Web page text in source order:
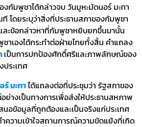
งกัมพูชาได้กล่าวจบ วันมูหะมัดนอร์ มะทา
โดยระบุว่าสิ่งที่ประธานสภาของกัมพูชา
ละข้อกล่าวหาที่กัมพูชาหยิบยกขึ้นมานั้น
าเองได้กระทำต่อฝ่ายไทยทั้งสิ้น คำแถลง
เป็นการปกป้องศักดิ์ศรีและภาพลักษณ์ของ
ประเทศ
มะทาได้แถลงต่อที่ประชุมว่า รัฐสภาของ
างเป็นทางการเพื่อส่งให้ประธานสหภาพ
นอข้อมูลที่ถูกต้องและเป็นจริงแก่ประเทศ
ความเข้าใจสถานการณ์ความขัดแย้งที่เกิด